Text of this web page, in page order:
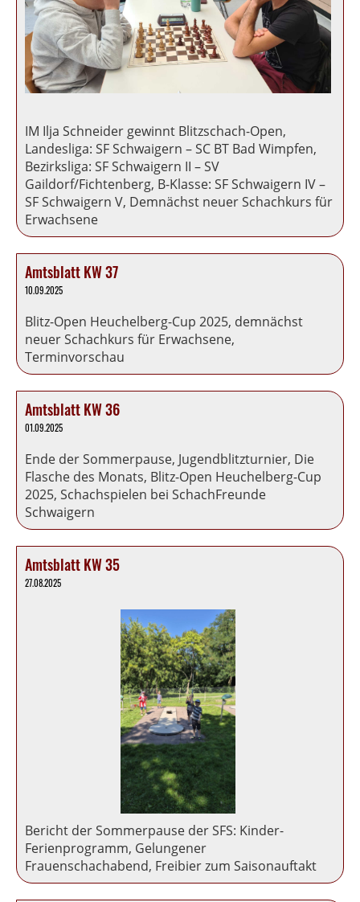
IM Ilja Schneider gewinnt Blitzschach-Open,
Landesliga: SF Schwaigern – SC BT Bad Wimpfen,
Bezirksliga: SF Schwaigern II – SV
Gaildorf/Fichtenberg, B-Klasse: SF Schwaigern IV –
SF Schwaigern V, Demnächst neuer Schachkurs für
Erwachsene
Amtsblatt KW 37
10.09.2025
Blitz-Open Heuchelberg-Cup 2025, demnächst
neuer Schachkurs für Erwachsene,
Terminvorschau
Amtsblatt KW 36
01.09.2025
Ende der Sommerpause, Jugendblitzturnier, Die
Flasche des Monats, Blitz-Open Heuchelberg-Cup
2025, Schachspielen bei SchachFreunde
Schwaigern
Amtsblatt KW 35
27.08.2025
Bericht der Sommerpause der SFS: Kinder-
Ferienprogramm, Gelungener
Frauenschachabend, Freibier zum Saisonauftakt